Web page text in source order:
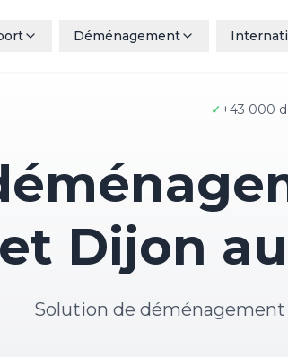
Déménagement
✓+43 000
et Dijon
Solution de